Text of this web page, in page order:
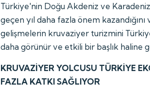
Türkiye'nin Doğu Akdeniz ve
geçen yıl daha fazla önem kazandığını
gelişmelerin kruvaziyer turizmini
daha görünür ve etkili bir başlık haline
KRUVAZİYER YOLCUSU TÜRKİYE
FAZLA KATKI SAĞLIYOR